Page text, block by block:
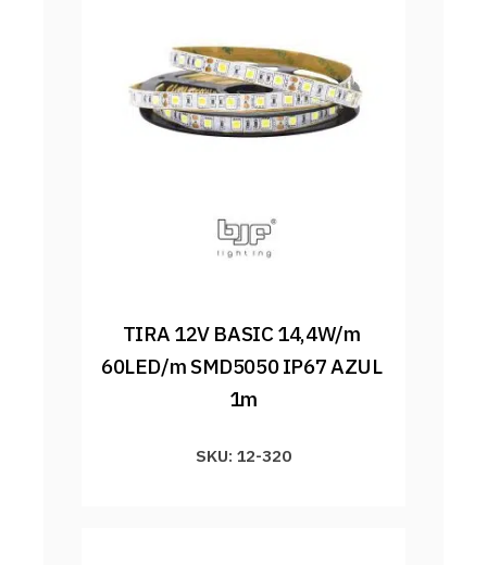
TIRA 12V BASIC 14,4W/m
60LED/m SMD5050 IP67 AZUL
1m
SKU: 12-320